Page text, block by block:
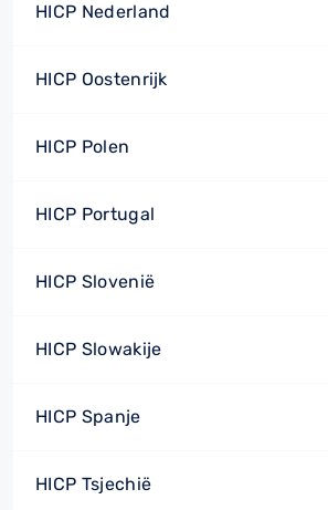
HICP Nederland
HICP Oostenrijk
HICP Polen
HICP Portugal
HICP Slovenië
HICP Slowakije
HICP Spanje
HICP Tsjechië